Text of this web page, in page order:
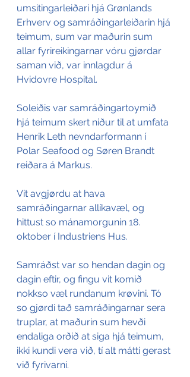
umsitingarleiðari hjá Grønlands
Erhverv og samráðingarleiðarin hjá
teimum, sum var maðurin sum
allar fyrireikingarnar vóru gjørdar
saman við, var innlagdur á
Hvidovre Hospital.
Soleiðis var samráðingartoymið
hjá teimum skert niður til at umfata
Henrik Leth nevndarformann í
Polar Seafood og Søren Brandt
reiðara á Markus.
Vit avgjørdu at hava
samráðingarnar allíkavæl, og
hittust so mánamorgunin 18.
oktober í Industriens Hus.
Samráðst var so hendan dagin og
dagin eftir, og fingu vit komið
nokkso væl rundanum krøvini. Tó
so gjørdi tað samráðingarnar sera
truplar, at maðurin sum hevði
endaliga orðið at siga hjá teimum,
ikki kundi vera við, tí alt mátti gerast
við fyrivarni.